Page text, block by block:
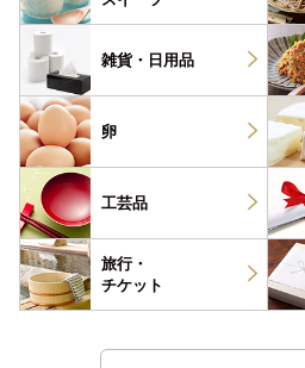
雑貨・ 日用品
卵
工芸品
旅行・
チケット